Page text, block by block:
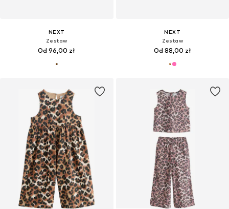
NEXT
Zestaw
Od 96,00 zł
NEXT
Zestaw
Od 88,00 zł